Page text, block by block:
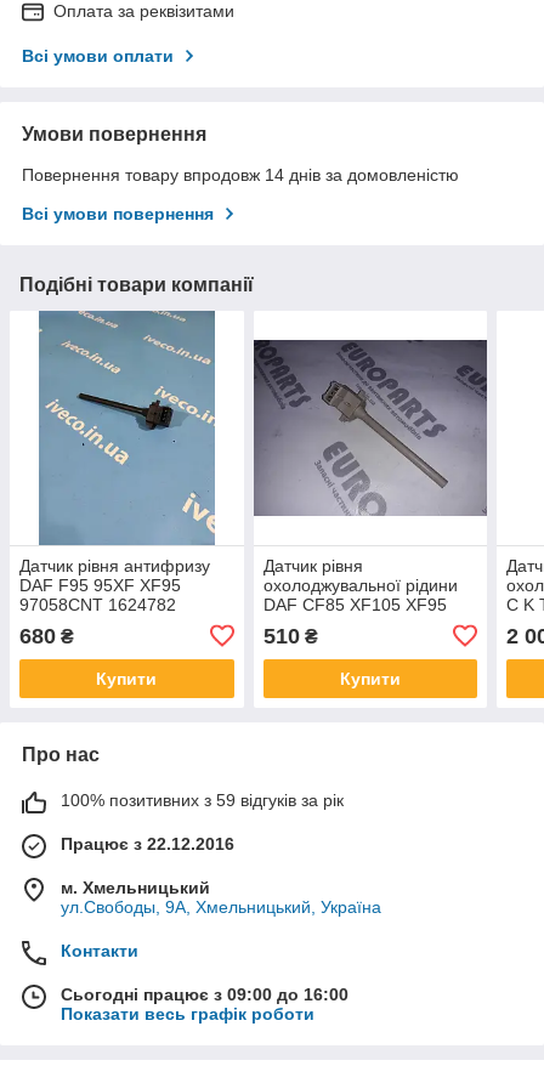
Оплата за реквізитами
Всі умови оплати
Умови повернення
Повернення товару впродовж 14 днів за домовленістю
Всі умови повернення
Подібні товари компанії
Датчик рівня антифризу
DAF F95 95XF XF95
97058CNT 1624782
680 ₴
Купити
Датчик рівня
охолоджувальної рідини
DAF CF85 XF105 XF95
1668794 1689941 1740757
1850746
510₴
Купити
C K
2
Про нас
100% позитивних з 59 відгуків за рік
Працює з 22.12.2016
м. Хмельницький
ул.Свободы, 9А, Хмельницький, Україна
Контакти
Сьогодні працює з 09:00 до 16:00
Показати весь графік роботи